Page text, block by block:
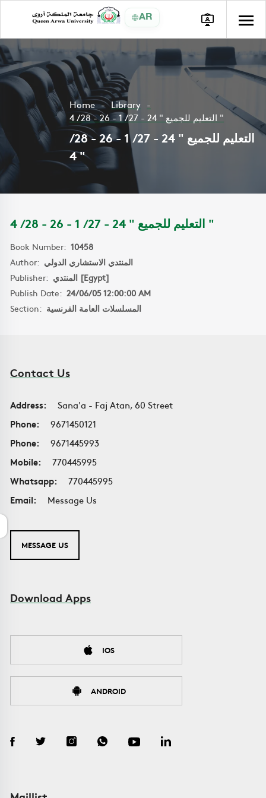
AR
Home
Library
التعليم للجميع " 24 - 27 / 1 - 26 - 28 / 4 "
التعليم للجميع " 24 - 27 / 1 - 26 - 28 /
4 "
التعليم للجميع " 24 - 27 / 1 - 26 - 28 / 4 "
Book Number: 10458
Author: المنتدي الاستشاري الدولي
Publisher:
المنتدي [Egypt]
Publish Date: 24/06/05 12:00:00 AM
Section: المسلسلات العامة الفرنسية
Contact Us
Address:
Sana'a - Faj Atan, 60 Street
Phone:
9671450121
Phone:
9671445993
Mobile:
770445995
Whatsapp:
770445995
Email:
Message Us
MESSAGE US
Download Apps
IOS
ANDROID